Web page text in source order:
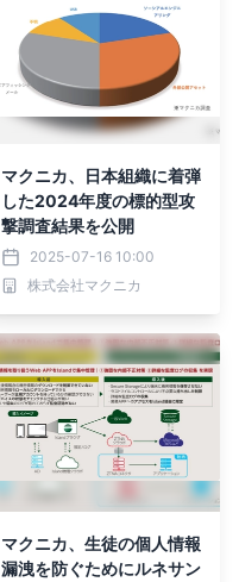
マクニカ、日本組織に着弾
した2024年度の標的型攻
撃調査結果を公開
2025-07-16 10:00
株式会社マクニカ
マクニカ、生徒の個人情報
漏洩を防ぐためにルネサン